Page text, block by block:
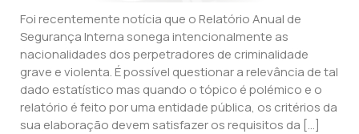
Foi recentemente notícia que o Relatório Anual de
Segurança Interna sonega intencionalmente as
nacionalidades dos perpetradores de criminalidade
grave e violenta. É possível questionar a relevância de tal
dado estatístico mas quando o tópico é polémico e o
relatório é feito por uma entidade pública, os critérios da
sua elaboração devem satisfazer os requisitos da […]